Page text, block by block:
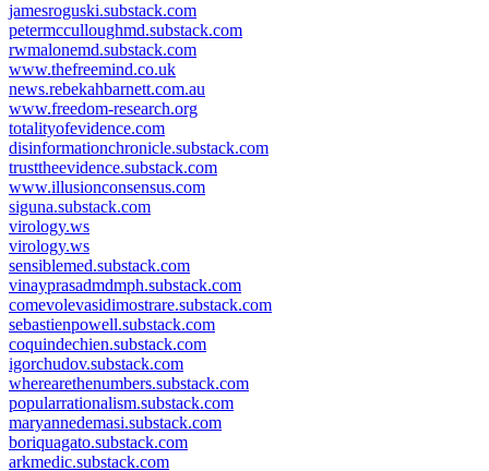
jamesroguski.substack.com
petermcculloughmd.substack.com
rwmalonemd.substack.com
www.thefreemind.co.uk
news.rebekahbarnett.com.au
www.freedom-research.org
totalityofevidence.com
disinformationchronicle.substack.com
trusttheevidence.substack.com
www.illusionconsensus.com
siguna.substack.com
virology.ws
virology.ws
sensiblemed.substack.com
vinayprasadmdmph.substack.com
comevolevasidimostrare.substack.com
sebastienpowell.substack.com
coquindechien.substack.com
igorchudov.substack.com
wherearethenumbers.substack.com
popularrationalism.substack.com
maryannedemasi.substack.com
boriquagato.substack.com
arkmedic.substack.com